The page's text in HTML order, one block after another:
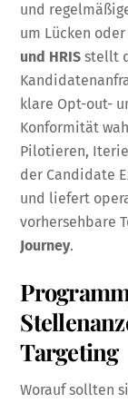
und
um Lücken
und HRIS stellt
klare Opt-out-
Konformität
Pilotieren,
der Candidate
und liefert
vorhersehbare
Journey.
Targeting
Worauf sollten